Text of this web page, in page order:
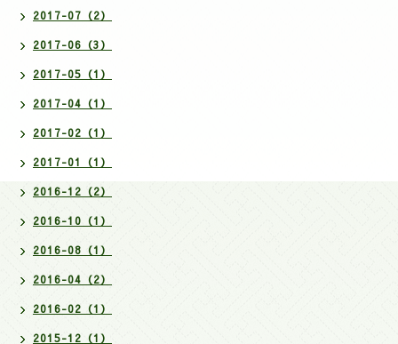
2017-07（2）
2017-06（3）
2017-05（1）
2017-04（1）
2017-02（1）
2017-01（1）
2016-12（2）
2016-10（1）
2016-08（1）
2016-04（2）
2016-02（1）
2015-12（1）